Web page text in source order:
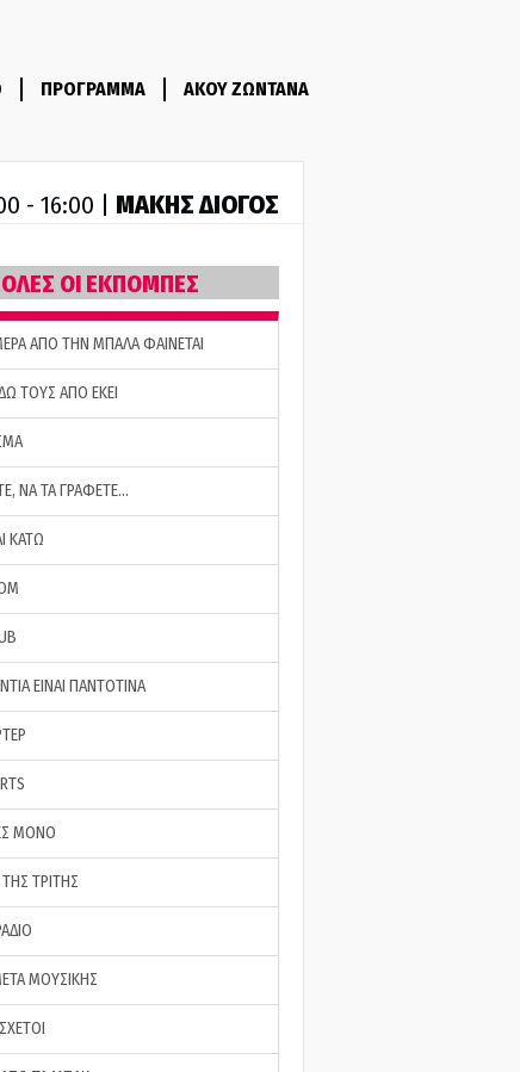
ΠΡΟΓΡΑΜΜΑ ΑΚΟΥ ΖΩΝΤΑΝΑ
- 16:00 | ΜΑΚΗΣ ΔΙΟΓΟΣ
ΟΛΕΣ ΟΙ ΕΚΠΟΜΠΕΣ
ΑΠΟ ΤΗΝ ΜΠΑΛΑ ΦΑΙΝΕΤΑΙ
ΤΟΥΣ ΑΠΟ ΕΚΕΙ
ΝΑ ΤΑ ΓΡΑΦΕΤΕ…
ΚΑΤΩ
ΕΙΝΑΙ ΠΑΝΤΟΤΙΝΑ
ΜΟΝΟ
ΤΡΙΤΗΣ
ΜΟΥΣΙΚΗΣ